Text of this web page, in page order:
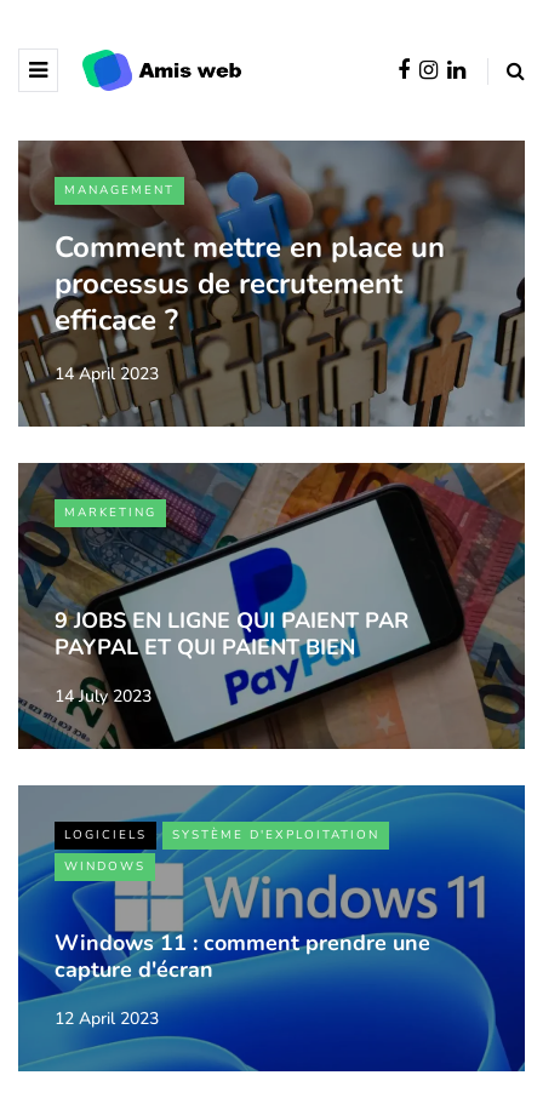
MANAGEMENT
Comment mettre en place un
processus de recrutement
efficace ?
14 April 2023
MARKETING
9 JOBS EN LIGNE QUI PAIENT PAR
PAYPAL ET QUI PAIENT BIEN
14 July 2023
LOGICIELS
SYSTÈME D'EXPLOITATION
WINDOWS
Windows 11 : comment prendre une
capture d'écran
12 April 2023